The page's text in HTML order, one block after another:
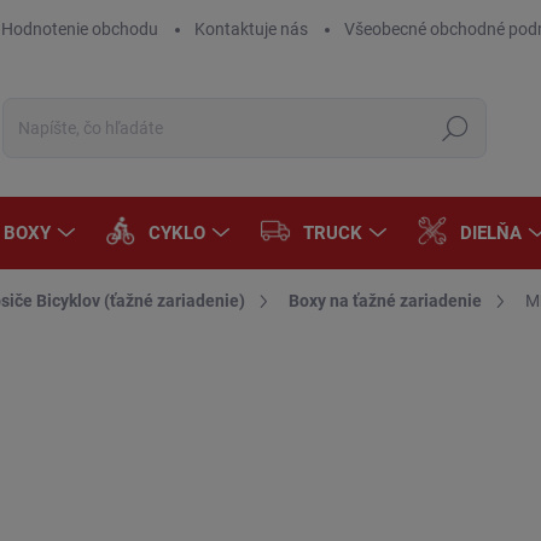
Hodnotenie obchodu Kontaktuje nás Všeobecné obchodné
Hľadať
BOXY CYKLO TRUCK DIELŇA
Bicyklov (ťažné zariadenie) Boxy na ťažné zariadenie